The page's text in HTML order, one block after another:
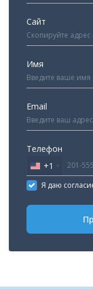
Сайт
Имя
Email
Телефон
United
States
+1
+1
Я даю